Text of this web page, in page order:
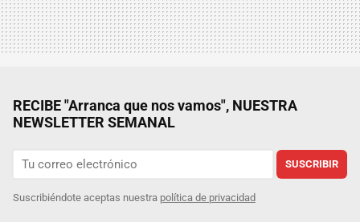
RECIBE "Arranca que nos vamos", NUESTRA
NEWSLETTER SEMANAL
SUSCRIBIR
Suscribiéndote aceptas nuestra política de privacidad